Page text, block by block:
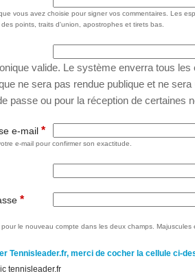
vous avez choisie pour signer vos commentaires. Les
points, traits d'union, apostrophes et tirets bas.
valide. Le système enverra tous
ne sera pas rendue publique et ne
passe ou pour la réception de certaines
e-mail *
e-mail pour confirmer son exactitude.
*
le nouveau compte dans les deux champs. Majuscules
Tennisleader.fr, merci de cocher la cellule ci-
tennisleader.fr